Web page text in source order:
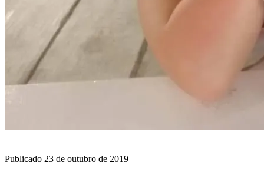
Publicado 23 de outubro de 2019